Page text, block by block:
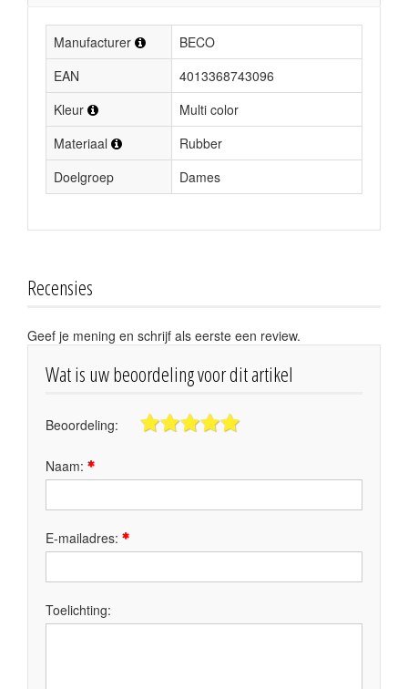
Manufacturer
BECO
EAN
4013368743096
Kleur
Multi color
Materiaal
Rubber
Doelgroep
Dames
Recensies
Geef je mening en schrijf als eerste een review.
Wat is uw beoordeling voor dit artikel
Beoordeling:
Naam:
E-mailadres:
Toelichting: